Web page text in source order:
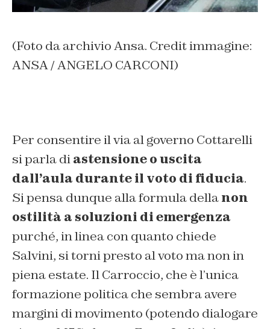
(Foto da archivio Ansa. Credit immagine:
ANSA / ANGELO CARCONI)
Per consentire il via al governo Cottarelli
si parla diastensione o uscita
dall’aula durante il voto di fiducia.
Si pensa dunque alla formula dellanon
ostilità a soluzioni di emergenza
purché, in linea con quanto chiede
Salvini, si torni presto al voto ma non in
piena estate. Il Carroccio, che è l’unica
formazione politica che sembra avere
margini di movimento (potendo dialogare